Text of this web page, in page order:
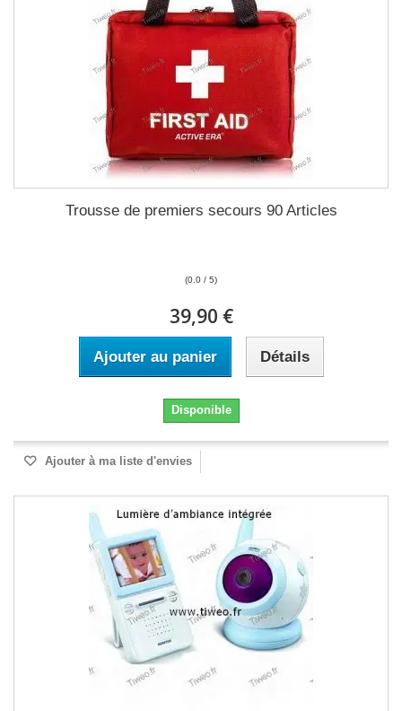
Trousse de premiers secours 90 Articles
(0.0 / 5)
39,90 €
Ajouter au panier Détails
Disponible
Ajouter à ma liste d'envies